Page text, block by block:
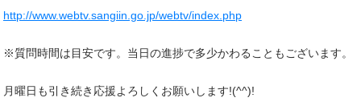
http://www.webtv.sangiin.go.jp/webtv/index.php
※質問時間は目安です。当日の進捗で多少かわることもございます。
月曜日も引き続き応援よろしくお願いします!(^^)!